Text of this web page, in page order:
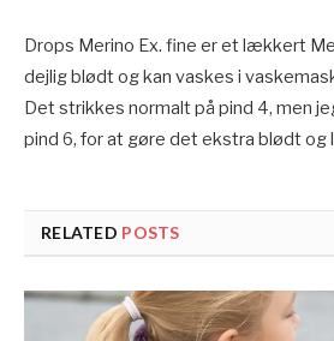
Drops Merino Ex. fine er et lækkert
dejlig blødt og kan vaskes i
Det strikkes normalt på pind 4, men
pind 6, for at gøre det ekstra blødt og
RELATED POSTS